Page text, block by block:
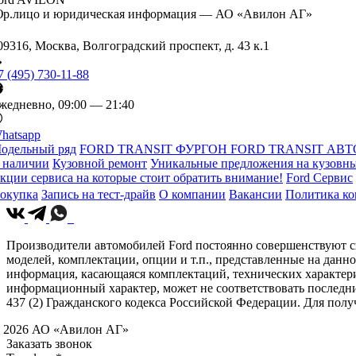
и юридическая информация — АО «Авилон АГ»
Москва, Волгоградский проспект, д. 43 к.1
(495) 730-11-88
09:00 — 21:40
ряд FORD TRANSIT ФУРГОН FORD TRANSIT
Кузовной ремонт Уникальные предложения на
сервиса на которые стоит обратить внимание! Ford Сервис
Запись на тест-драйв О компании Вакансии Политика
Производители автомобилей Ford постоянно
моделей, комплектации, опции и т.п., представленные на
информация, касающаяся комплектаций, технических
информационный характер, может не соответствовать
437 (2) Гражданского кодекса Российской Федерации. Для
АО «Авилон АГ»
Заказать звонок